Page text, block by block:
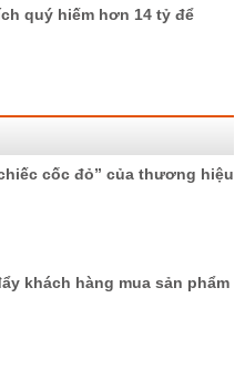
quý hiếm hơn 14 tỷ để
cốc đỏ” của thương hiệu
khách hàng mua sản phẩm